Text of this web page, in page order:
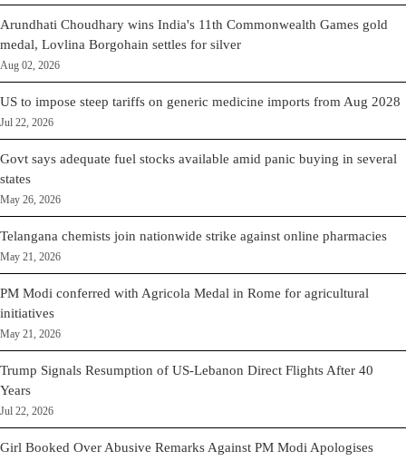
Arundhati Choudhary wins India's 11th Commonwealth Games gold
medal, Lovlina Borgohain settles for silver
Aug 02, 2026
US to impose steep tariffs on generic medicine imports from Aug 2028
Jul 22, 2026
Govt says adequate fuel stocks available amid panic buying in several
states
May 26, 2026
Telangana chemists join nationwide strike against online pharmacies
May 21, 2026
PM Modi conferred with Agricola Medal in Rome for agricultural
initiatives
May 21, 2026
Trump Signals Resumption of US-Lebanon Direct Flights After 40
Years
Jul 22, 2026
Girl Booked Over Abusive Remarks Against PM Modi Apologises